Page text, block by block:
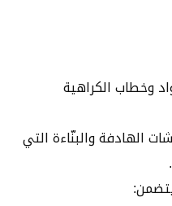
وخطاب الكراهية
الهادفة والبنّاءة التي